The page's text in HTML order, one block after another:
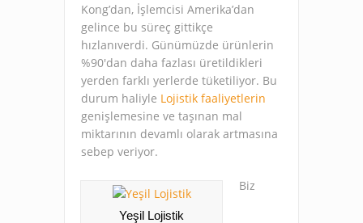
Kong’dan, İşlemcisi Amerika’dan
gelince bu süreç gittikçe
hızlanıverdi. Günümüzde ürünlerin
%90′dan daha fazlası üretildikleri
yerden farklı yerlerde tüketiliyor. Bu
durum haliyle Lojistik faaliyetlerin
genişlemesine ve taşınan mal
miktarının devamlı olarak artmasına
sebep veriyor.
Yeşil Lojistik
Biz